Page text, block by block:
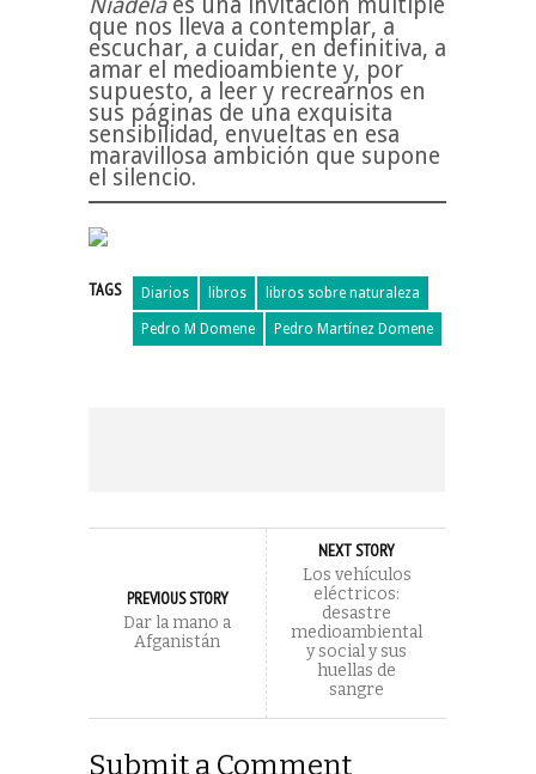
que nos lleva a contemplar, a
escuchar, a cuidar, en definitiva, a
amar el medioambiente y, por
supuesto, a leer y recrearnos en
sus páginas de una exquisita
sensibilidad, envueltas en esa
maravillosa ambición que supone
el silencio.
TAGS Diarios libros libros sobre naturaleza
Pedro M Domene Pedro Martínez Domene
PREVIOUS STORY
Dar la mano a
Afganistán
NEXT STORY
Los vehículos
eléctricos:
desastre
medioambiental
y social y sus
huellas de
sangre
Submit a Comment